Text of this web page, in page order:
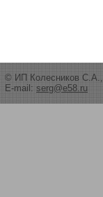
© ИП Колесников С.А.,
E-mail: serg@e58.ru